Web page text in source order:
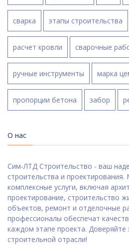
сварка этапы строительства
расчет кровли сварочные
ручные инструменты марка
пропорции бетона забор
О нас
Сим-ЛТД Строительство - ваш
строительства и
комплексные услуги, включая
проектирование, строительство
объектов, ремонт и отделочные
профессионалы обеспечат
каждом этапе проекта. Доверяйте
строительной отрасли!